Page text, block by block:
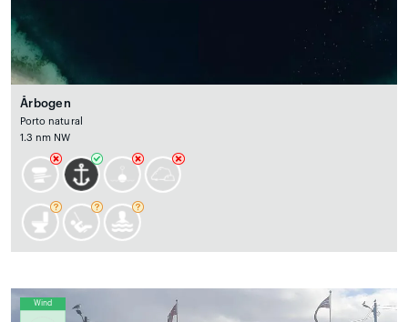
Årbogen
Porto natural
1.3 nm NW
Wind